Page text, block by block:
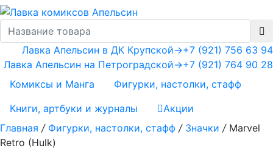
+7 (921) 756 63 94
+7 (921) 764 90 28
Лавка Апельсин в ДК Крупской→
Лавка Апельсин на Петроградской→
Комиксы и Манга
Фигурки, настолки, стафф
Книги, артбуки и журналы
Акции
Главная / Фигурки, настолки, стафф / Значки / Marvel
Retro (Hulk)